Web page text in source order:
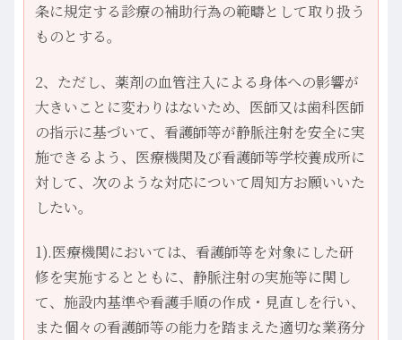
条に規定する診療の補助行為の範疇として取り扱う
ものとする。
2、ただし、薬剤の血管注入による身体への影響が
大きいことに変わりはないため、医師又は歯科医師
の指示に基づいて、看護師等が静脈注射を安全に実
施できるよう、医療機関及び看護師等学校養成所に
対して、次のような対応について周知方お願いいた
したい。
1).医療機関においては、看護師等を対象にした研
修を実施するとともに、静脈注射の実施等に関し
て、施設内基準や看護手順の作成・見直しを行い、
また個々の看護師等の能力を踏まえた適切な業務分